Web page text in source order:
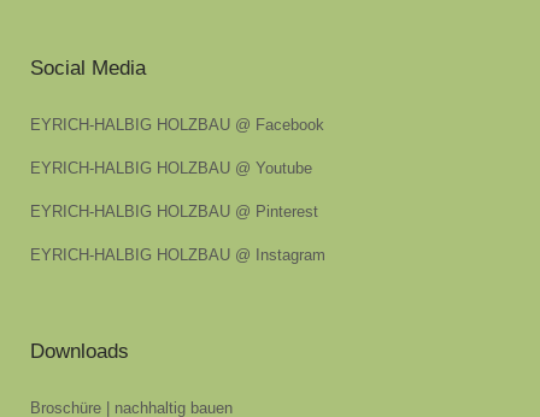
Social Media
EYRICH-HALBIG HOLZBAU @ Facebook
EYRICH-HALBIG HOLZBAU @ Youtube
EYRICH-HALBIG HOLZBAU @ Pinterest
EYRICH-HALBIG HOLZBAU @ Instagram
Downloads
Broschüre | nachhaltig bauen